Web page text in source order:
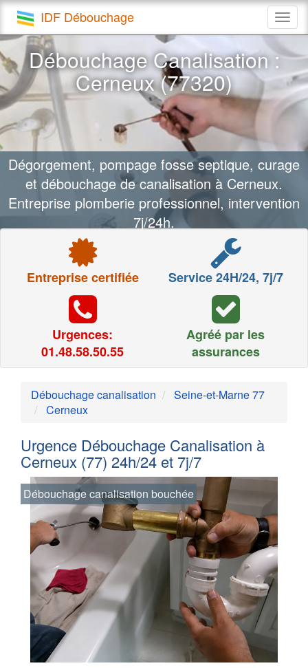
IDF Débouchage
Débouchage Canalisation :
Cerneux (77320)
Dégorgement, pompage fosse septique, curage
et débouchage de canalisation à Cerneux.
Entreprise plomberie professionnel, intervention
7j/24h.
Entreprise certifiée Service 24H/24, 7j/7
Urgences:
01.48.58.50.55
Agréé par les
assurances
Débouchage canalisation
Seine-et-Marne 77
Cerneux
Urgence Débouchage Canalisation à
Cerneux (77) 24h/24 et 7j/7
Débouchage canalisation bouchée